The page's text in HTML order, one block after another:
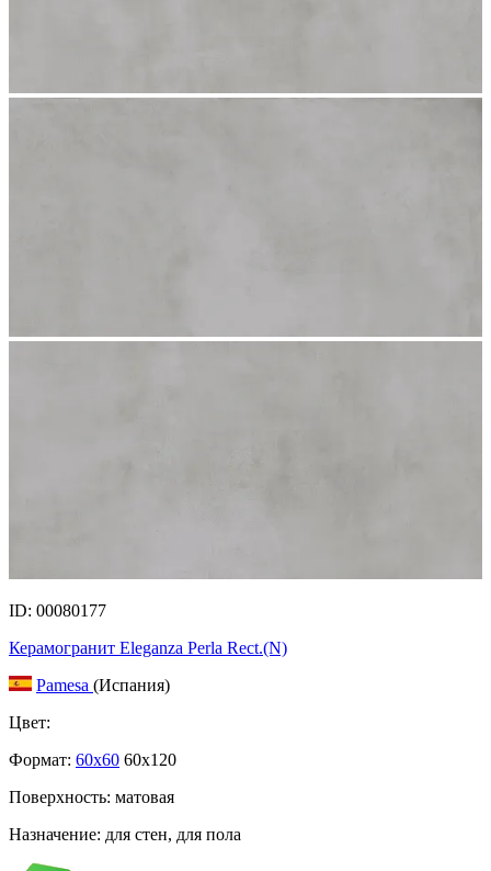
ID: 00080177
Керамогранит Eleganza Perla Rect.(N)
Pamesa (Испания)
Цвет:
Формат: 60x60 60x120
Поверхность: матовая
Назначение: для стен, для пола